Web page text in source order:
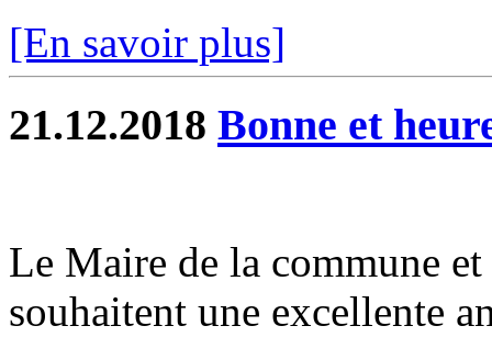
[En savoir plus]
21.12.2018 Bonne et
Le Maire de la commune
souhaitent une excellente